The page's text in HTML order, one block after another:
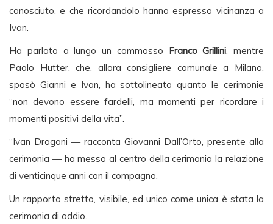
conosciuto, e che ricordandolo hanno espresso vicinanza a
Ivan.
Ha parlato a lungo un commosso Franco Grillini, mentre
Paolo Hutter, che, allora consigliere comunale a Milano,
sposò Gianni e Ivan, ha sottolineato quanto le cerimonie
“non devono essere fardelli, ma momenti per ricordare i
momenti positivi della vita”.
“Ivan Dragoni — racconta Giovanni Dall’Orto, presente alla
cerimonia — ha messo al centro della cerimonia la relazione
di venticinque anni con il compagno.
Un rapporto stretto, visibile, ed unico come unica è stata la
cerimonia di addio.